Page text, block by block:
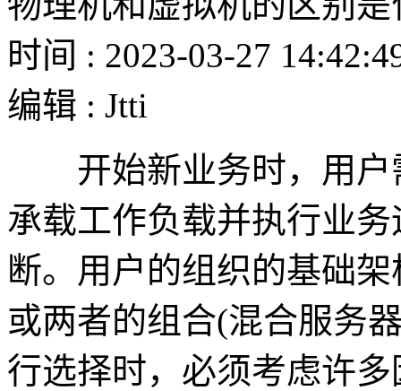
时间 : 2023-03-27
编辑 : Jtti
开始新业务时，用户
承载工作负载并执行业
断。用户的组织的基础
或两者的组合(混合服务
行选择时，必须考虑许